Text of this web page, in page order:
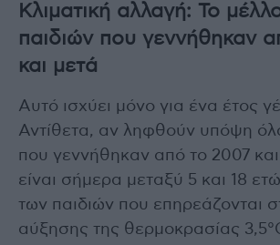
Κλιματική αλλαγή: Το
παιδιών που γεννήθηκαν
και μετά
Αυτό ισχύει μόνο για ένα έτος
Αντίθετα, αν ληφθούν υπόψη
που γεννήθηκαν από το 2007 και
είναι σήμερα μεταξύ 5 και 18
των παιδιών που επηρεάζονται
αύξησης της θερμοκρασίας